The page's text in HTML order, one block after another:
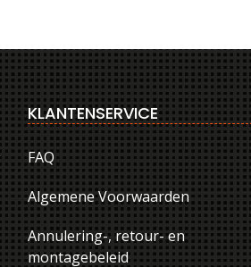
KLANTENSERVICE
FAQ
Algemene Voorwaarden
Annulering-, retour- en
montagebeleid